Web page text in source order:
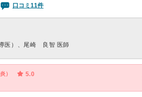
口コミ11件
医）、尾崎 良智 医師
） 5.0